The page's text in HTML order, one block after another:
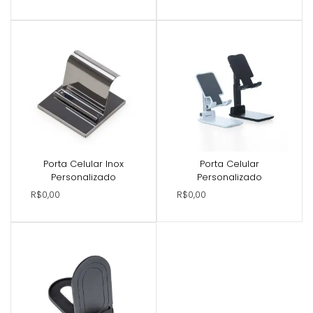
Porta Celular Inox
Personalizado
R$0,00
Porta Celular
Personalizado
R$0,00